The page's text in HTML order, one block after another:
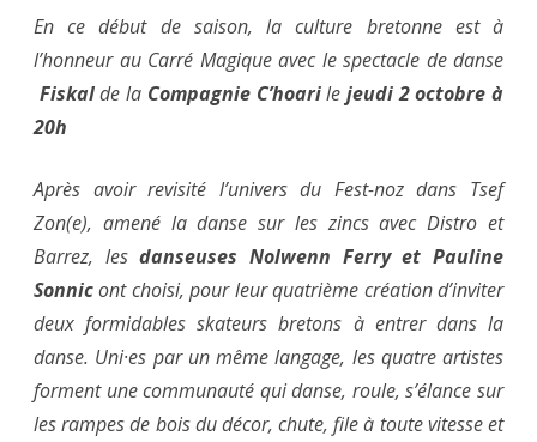
En ce début de saison, la culture bretonne est à
l’honneur au Carré Magique avec le spectacle de danse
Fiskalde la Compagnie C’hoarile jeudi 2 octobre à
20h
Après avoir revisité l’univers du Fest-noz dans Tsef
Zon(e), amené la danse sur les zincs avec Distro et
Barrez, lesdanseuses Nolwenn Ferry et Pauline
Sonnicont choisi, pour leur quatrième création d’inviter
deux formidables skateurs bretons à entrer dans la
danse. Uni·es par un même langage, les quatre artistes
forment une communauté qui danse, roule, s’élance sur
les rampes de bois du décor, chute, file à toute vitesse et